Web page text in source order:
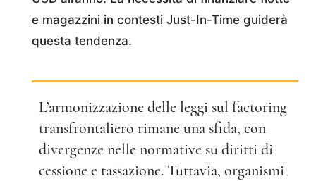
e magazzini in contesti Just-In-Time guiderà
questa tendenza.
L’armonizzazione delle leggi sul factoring
transfrontaliero rimane una sfida, con
divergenze nelle normative su diritti di
cessione e tassazione. Tuttavia, organismi